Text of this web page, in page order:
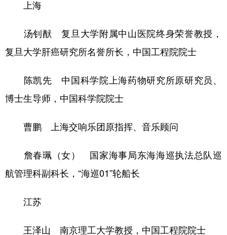
上海
汤钊猷 复旦大学附属中山医院终身荣誉教授，
复旦大学肝癌研究所名誉所长，中国工程院院士
陈凯先 中国科学院上海药物研究所原研究员、
博士生导师，中国科学院院士
曹鹏 上海交响乐团原指挥、音乐顾问
詹春珮（女） 国家海事局东海海巡执法总队巡
航管理科副科长，“海巡01”轮船长
江苏
王泽山 南京理工大学教授，中国工程院院士